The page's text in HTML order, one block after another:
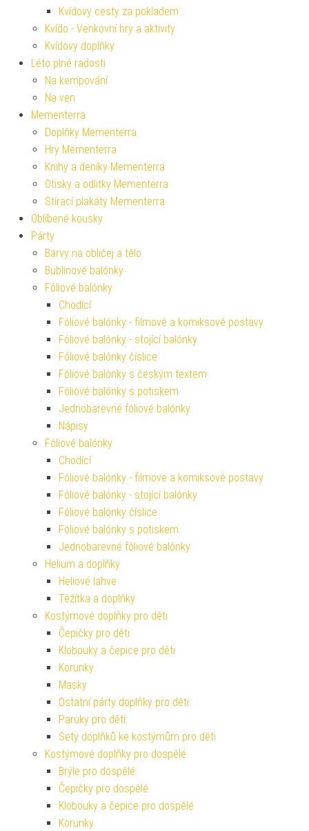
Kvídovy cesty za pokladem
Kvído - Venkovní hry a aktivity
Kvídovy doplňky
Léto plné radosti
Na kempování
Na ven
Mementerra
Doplňky Mementerra
Hry Mementerra
Knihy a deníky Mementerra
Otisky a odlitky Mementerra
Stírací plakáty Mementerra
Oblíbené kousky
Párty
Barvy na obličej a tělo
Bublinové balónky
Fóliové balónky
Chodící
Fóliové balónky - filmové a komiksové postavy
Fóliové balónky - stojící balónky
Fóliové balónky číslice
Fóliové balónky s českým textem
Fóliové balónky s potiskem
Jednobarevné fóliové balónky
Nápisy
Fóliové balónky
Chodící
Fóliové balónky - filmové a komiksové postavy
Fóliové balónky - stojící balónky
Fóliové balónky číslice
Fóliové balónky s potiskem
Jednobarevné fóliové balónky
Helium a doplňky
Heliové lahve
Těžítka a doplňky
Kostýmové doplňky pro děti
Čepičky pro děti
Klobouky a čepice pro děti
Korunky
Masky
Ostatní párty doplňky pro děti
Paruky pro děti
Sety doplňků ke kostýmům pro děti
Kostýmové doplňky pro dospělé
Brýle pro dospělé
Čepičky pro dospělé
Klobouky a čepice pro dospělé
Korunky